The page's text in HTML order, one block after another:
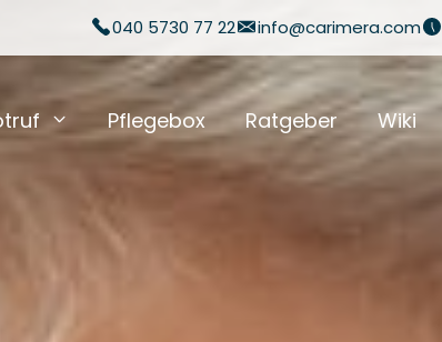
040 5730 77 22 info@carimera.com
Pflegebox Ratgeber Wiki